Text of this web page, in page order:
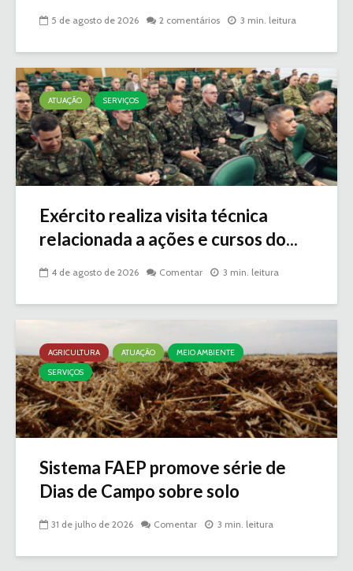
5 de agosto de 2026 2 comentários 3 min. leitura
ATUAÇÃO SERVIÇOS
Exército realiza visita técnica
relacionada a ações e cursos do...
4 de agosto de 2026 Comentar 3 min. leitura
AGRICULTURA ATUAÇÃO
MEIO AMBIENTE
SERVIÇOS
Sistema FAEP promove série de
Dias de Campo sobre solo
31 de julho de 2026 Comentar 3 min. leitura